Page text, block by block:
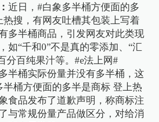
近日，#白象多半桶方便面的多
热搜，有网友吐槽其包装上写着
多半桶商品，引发网友对此类现
如“千和0”不是真的零添加、“汇
分百纯果汁等。#e法上网#
半桶实际份量并没有多半桶，这
半桶方便面的多半是商标 登上热
食品发布了道歉声明，称商标注
与常规份量产品做区分，对给消